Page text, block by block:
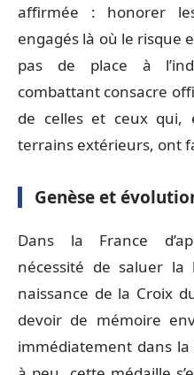
affirmée : honorer
engagés là où le risque
pas de place à
combattant consacre
de celles et ceux qui,
terrains extérieurs, ont
Genèse et
Dans la France
nécessité de saluer la
naissance de la Croix
devoir de mémoire
immédiatement dans la